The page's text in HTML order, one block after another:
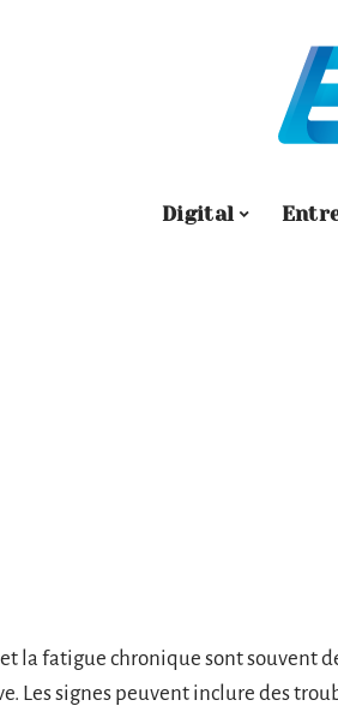
Digital
la fatigue chronique sont souvent
Les signes peuvent inclure des